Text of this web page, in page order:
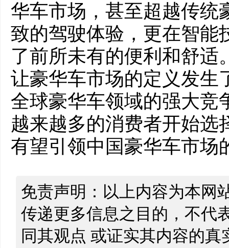
华车市场，甚至超越传统
致的驾驶体验，更在智能
了前所未有的便利和舒适
让豪华车市场的定义发生
全球豪华车领域的强大竞
越来越多的消费者开始选
有望引领中国豪华车市场
免责声明：以上内容为本网
传递更多信息之目的，不代
同其观点 或证实其内容的